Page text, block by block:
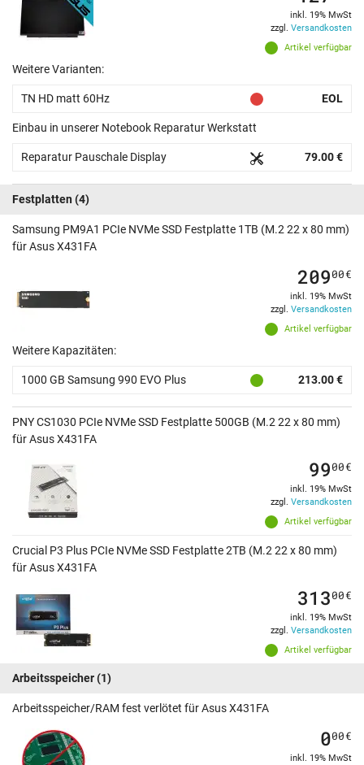
Artikel verfügbar
inkl. 19% MwSt
zzgl. Versandkosten
Weitere Varianten:
TN HD matt 60Hz EOL
Einbau in unserer Notebook Reparatur Werkstatt
Reparatur Pauschale Display 79.00 €
Festplatten (4)
Samsung PM9A1 PCIe NVMe SSD Festplatte 1TB (M.2 22 x 80 mm)
für Asus X431FA
Artikel verfügbar
20900€
inkl. 19% MwSt
zzgl. Versandkosten
Weitere Kapazitäten:
1000 GB Samsung 990 EVO Plus 213.00 €
PNY CS1030 PCIe NVMe SSD Festplatte 500GB (M.2 22 x 80 mm)
für Asus X431FA
Artikel verfügbar
9900€
inkl. 19% MwSt
zzgl. Versandkosten
Crucial P3 Plus PCIe NVMe SSD Festplatte 2TB (M.2 22 x 80 mm)
für Asus X431FA
Artikel verfügbar
31300€
inkl. 19% MwSt
zzgl. Versandkosten
Arbeitsspeicher(1)
Arbeitsspeicher/RAM fest verlötet für Asus X431FA
000€
inkl. 19% MwSt